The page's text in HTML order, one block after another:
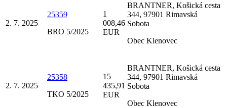
2. 7. 2025
25359
BRO 5/2025
1
008,46
EUR
BRANTNER, Košická cesta
344, 97901 Rimavská
Sobota
Obec Klenovec
2. 7. 2025
25358
TKO 5/2025
15
435,91
EUR
BRANTNER, Košická cesta
344, 97901 Rimavská
Sobota
Obec Klenovec